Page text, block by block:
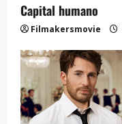
Capital humano
Filmakersmovie